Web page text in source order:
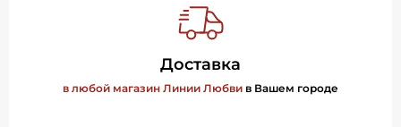
Доставка
в любой магазин Линии Любви в Вашем городе